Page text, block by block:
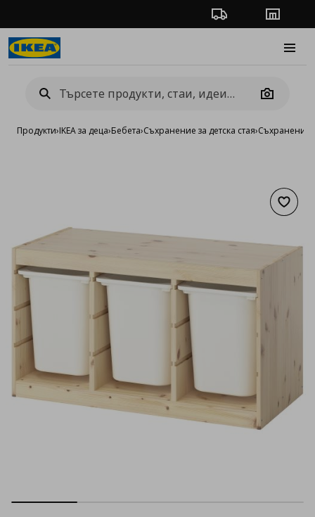
Проследяване на
Camera
Продукти›IKEA за деца›Бебета›Съхранение за детска стая›Съхранение